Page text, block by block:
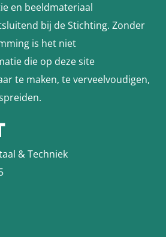
en beeldmateriaal
bij de Stichting. Zonder
is het niet
die op deze site
te maken, te verveelvoudigen,
& Techniek